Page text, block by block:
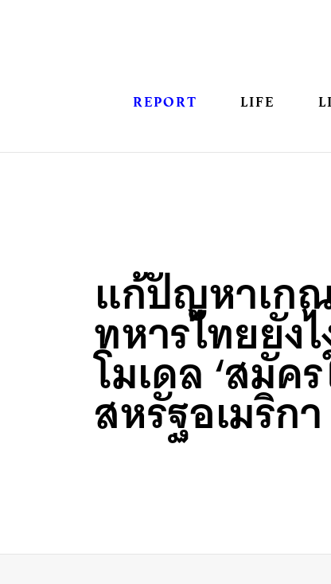
REPORT LIFE
แก้ปัญหาเก
ทหารไทยยัง
โมเดล ‘สมัค
สหรัฐอเมริก